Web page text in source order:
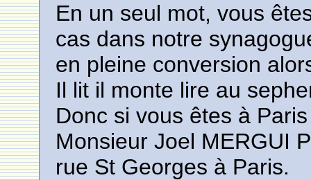
En un seul mot, vous
cas dans notre
en pleine conversion
Il lit il monte lire au
Donc si vous êtes à
Monsieur Joel MERGUI
rue St Georges à Paris.